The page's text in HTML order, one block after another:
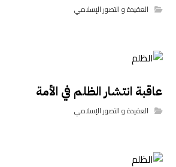
العقيدة و التصور الإسلامي
عاقبة انتشار الظلم في الأمة
العقيدة و التصور الإسلامي